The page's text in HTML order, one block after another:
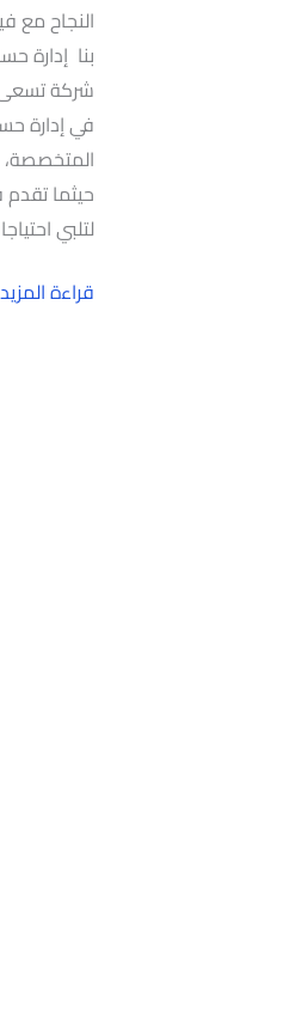
النجاح مع
بنا إدارة
شركة تسعى
في إدارة
المتخصصة،
حيثما
لتلبي
قراءة